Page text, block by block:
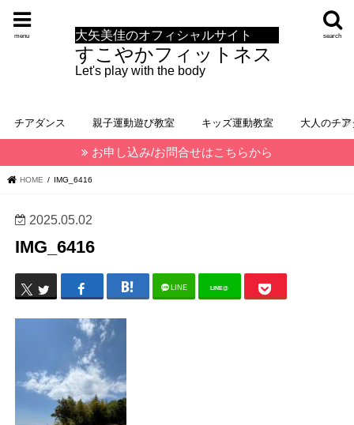
大矢美佳のオフィシャルサイト
すこやかフィットネス
Let's play with the body
search
menu
チアダンス 親子運動遊び教室 キッズ運動教室 大人のチ
お申し込み/お問合せはこちらから
HOME IMG_6416
2025.05.02
IMG_6416
LINE LINE@